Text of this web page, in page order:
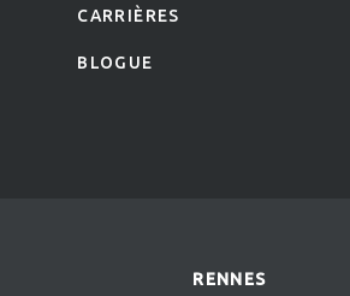
CARRIÈRES
BLOGUE
RENNES